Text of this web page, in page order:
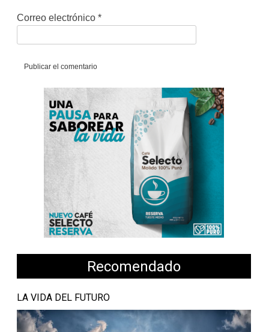
Correo electrónico *
Recomendado
LA VIDA DEL FUTURO